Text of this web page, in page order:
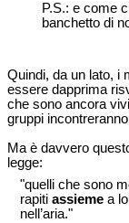
P.S.: e come
banchetto di
Quindi, da un lato, i
essere dapprima
che sono ancora
gruppi
Ma è davvero
legge:
"quelli che sono
rapiti assieme a
nell’aria."